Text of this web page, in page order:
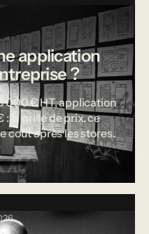
application
?
000 € HT, application
la grille de prix, ce
coût après les stores.